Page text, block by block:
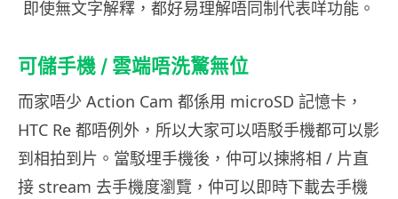
即使無文字解釋，都好易理解唔同制代表咩功能。
可儲手機 / 雲端唔洗驚無位
而家唔少 Action Cam 都係用 microSD 記憶卡，
HTC Re 都唔例外，所以大家可以唔駁手機都可以影
到相拍到片。當駁埋手機後，仲可以揀將相 / 片直
接 stream 去手機度瀏覽，仲可以即時下載去手機